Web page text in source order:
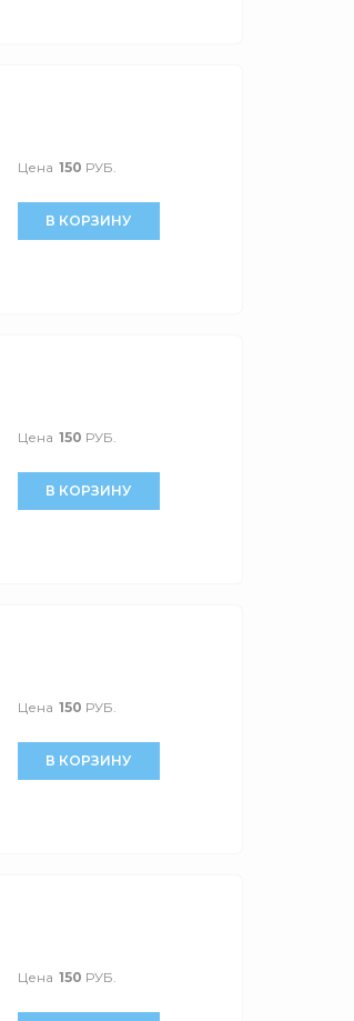
Цена 150 РУБ.
В КОРЗИНУ
Цена 150 РУБ.
В КОРЗИНУ
Цена 150 РУБ.
В КОРЗИНУ
Цена 150 РУБ.